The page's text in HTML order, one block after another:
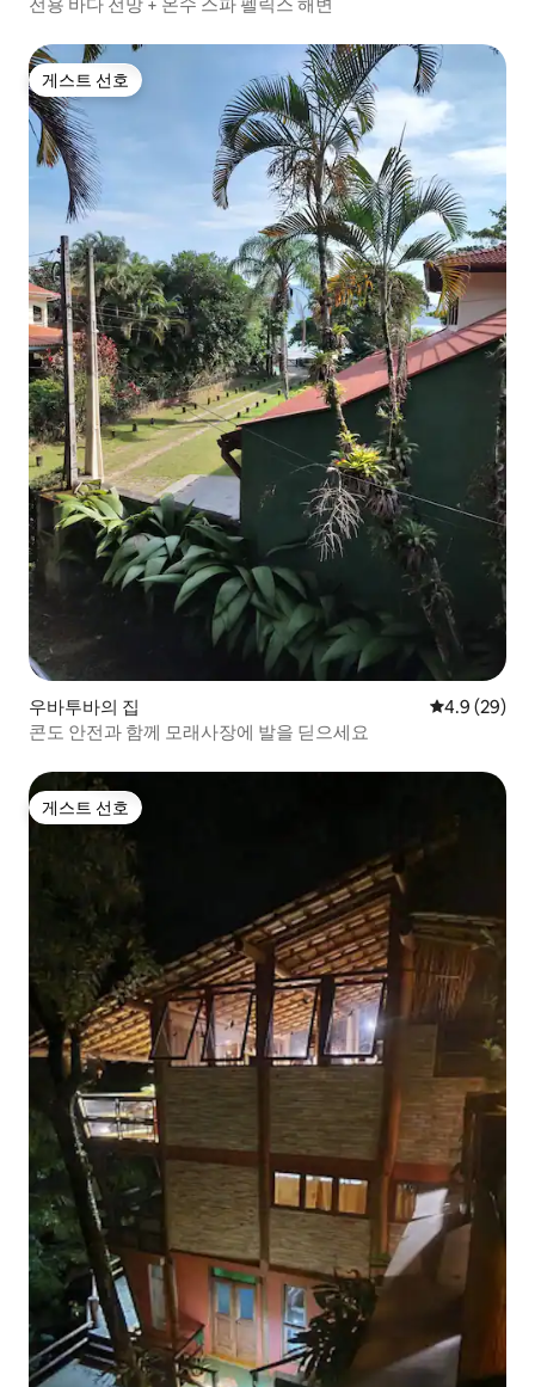
게스트 선호
게스트 선호
우바투바의 집 평점 4.9점(5
4.9 (29)
콘도 안전과 함께 모래사장에 발을 딛으세요
게스트 선호
게스트 선호